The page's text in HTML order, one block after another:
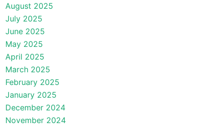
August 2025
July 2025
June 2025
May 2025
April 2025
March 2025
February 2025
January 2025
December 2024
November 2024